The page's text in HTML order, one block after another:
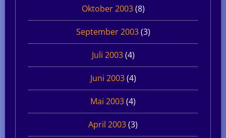
Oktober 2003(8)
September 2003(3)
Juli 2003(4)
Juni 2003(4)
Mai 2003(4)
April 2003(3)